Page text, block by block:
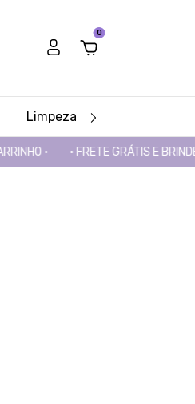
0
Limpeza
• FRETE GRÁTIS E BRINDES NO